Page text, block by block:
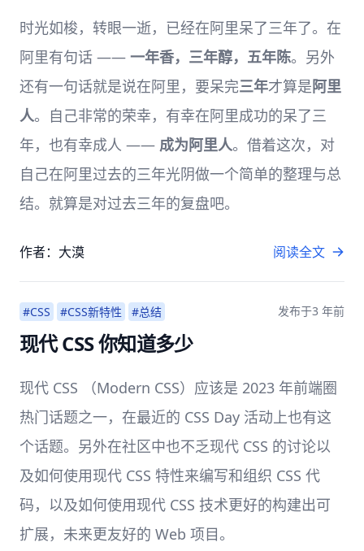
时光如梭，转眼一逝，已经在阿里呆了三年了。在
阿里有句话 —— 一年香，三年醇，五年陈。另外
还有一句话就是说在阿里，要呆完三年才算是阿里
人。自己非常的荣幸，有幸在阿里成功的呆了三
年，也有幸成人 —— 成为阿里人。借着这次，对
自己在阿里过去的三年光阴做一个简单的整理与总
结。就算是对过去三年的复盘吧。
作者：大漠 阅读全文
#CSS #CSS新特性 #总结 发布于3 年前
现代 CSS 你知道多少
现代 CSS （Modern CSS）应该是 2023 年前端圈
热门话题之一，在最近的 CSS Day 活动上也有这
个话题。另外在社区中也不乏现代 CSS 的讨论以
及如何使用现代 CSS 特性来编写和组织 CSS 代
码，以及如何使用现代 CSS 技术更好的构建出可
扩展，未来更友好的 Web 项目。